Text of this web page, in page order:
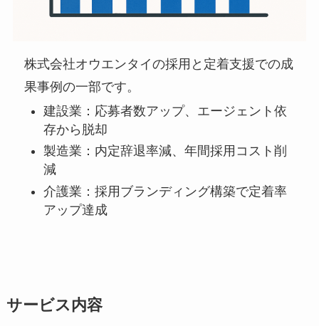
株式会社オウエンタイの採用と定着支援での成
果事例の一部です。
建設業：応募者数アップ、エージェント依
存から脱却
製造業：内定辞退率減、年間採用コスト削
減
介護業：採用ブランディング構築で定着率
アップ達成
サービス内容